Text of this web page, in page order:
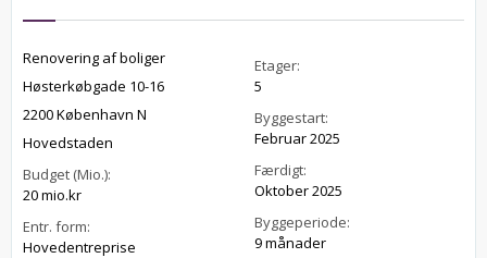
Renovering af boliger
Høsterkøbgade 10-16
2200 København N
Hovedstaden
Budget (Mio.):
20 mio.kr
Entr. form:
Hovedentreprise
Etager:
5
Byggestart:
Februar 2025
Færdigt:
Oktober 2025
Byggeperiode:
9 månader